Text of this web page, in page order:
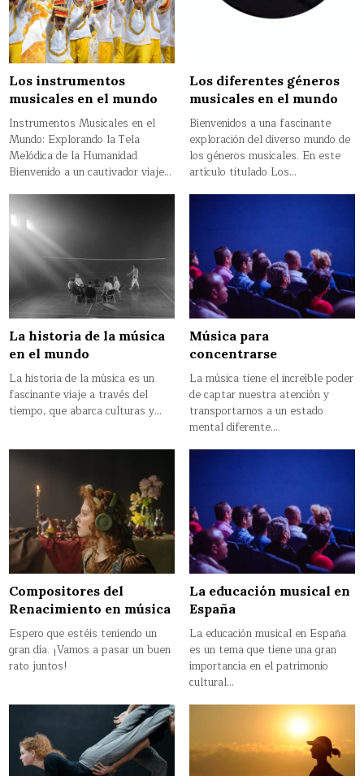
Los instrumentos
musicales en el mundo
Instrumentos Musicales en el
Mundo: Explorando la Tela
Melódica de la Humanidad
Bienvenido a un cautivador viaje…
Los diferentes géneros
musicales en el mundo
Bienvenidos a una fascinante
exploración del diverso mundo de
los géneros musicales. En este
artículo titulado Los…
La historia de la música
en el mundo
La historia de la música es un
fascinante viaje a través del
tiempo, que abarca culturas y…
Música para
concentrarse
La música tiene el increíble poder
de captar nuestra atención y
transportarnos a un estado
mental diferente….
Compositores del
Renacimiento en música
Espero que estéis teniendo un
gran día. ¡Vamos a pasar un buen
rato juntos!
La educación musical en
España
La educación musical en España
es un tema que tiene una gran
importancia en el patrimonio
cultural…